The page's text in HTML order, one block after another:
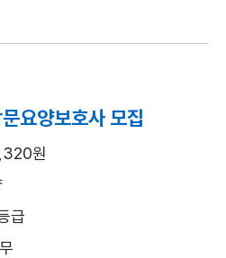
요양보호사 모집
원
급